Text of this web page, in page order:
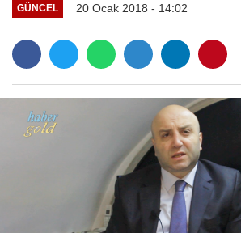
GÜNCEL 20 Ocak 2018 - 14:02